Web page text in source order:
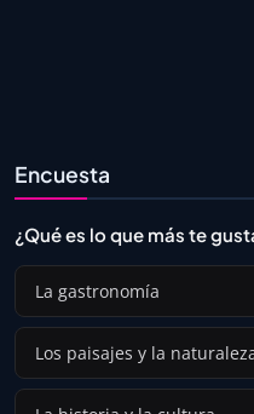
Encuesta
¿Qué es lo que más te
La gastronomía
Los paisajes y la